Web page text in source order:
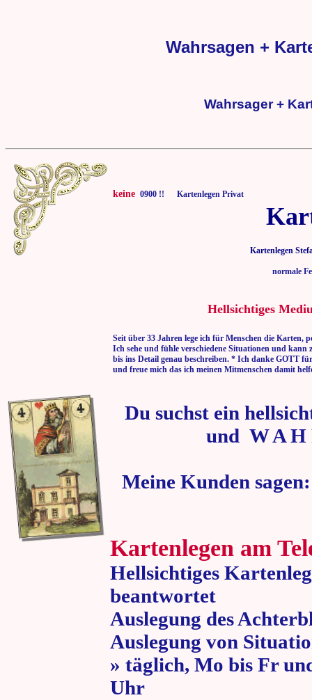
Wahrsagen +
Wahrsager +
keine 0900 !! Kartenlegen Privat
Kartenlegen
normale
Hellsichtiges
Seit über 33 Jahren lege ich für Menschen die Karten,
Ich sehe und fühle verschiedene Situationen und kann
bis ins Detail genau beschreiben. * Ich danke GOTT
und freue mich das ich meinen Mitmenschen damit
Du suchst ein
und W A H
Meine Kunden
Kartenlegen am
Hellsichtiges
beantwortet
Auslegung des
Auslegung von
» täglich, Mo bis Fr
Uhr » 80